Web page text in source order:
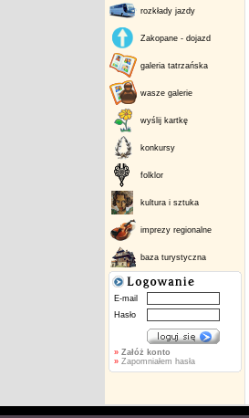
rozkłady jazdy
Zakopane - dojazd
galeria tatrzańska
wasze galerie
wyślij kartkę
konkursy
folklor
kultura i sztuka
imprezy regionalne
baza turystyczna
E-mail
Hasło
» Załóż konto
»Zapomniałem hasła